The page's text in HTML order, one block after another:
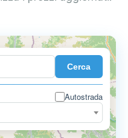
Cerca
Autostrada